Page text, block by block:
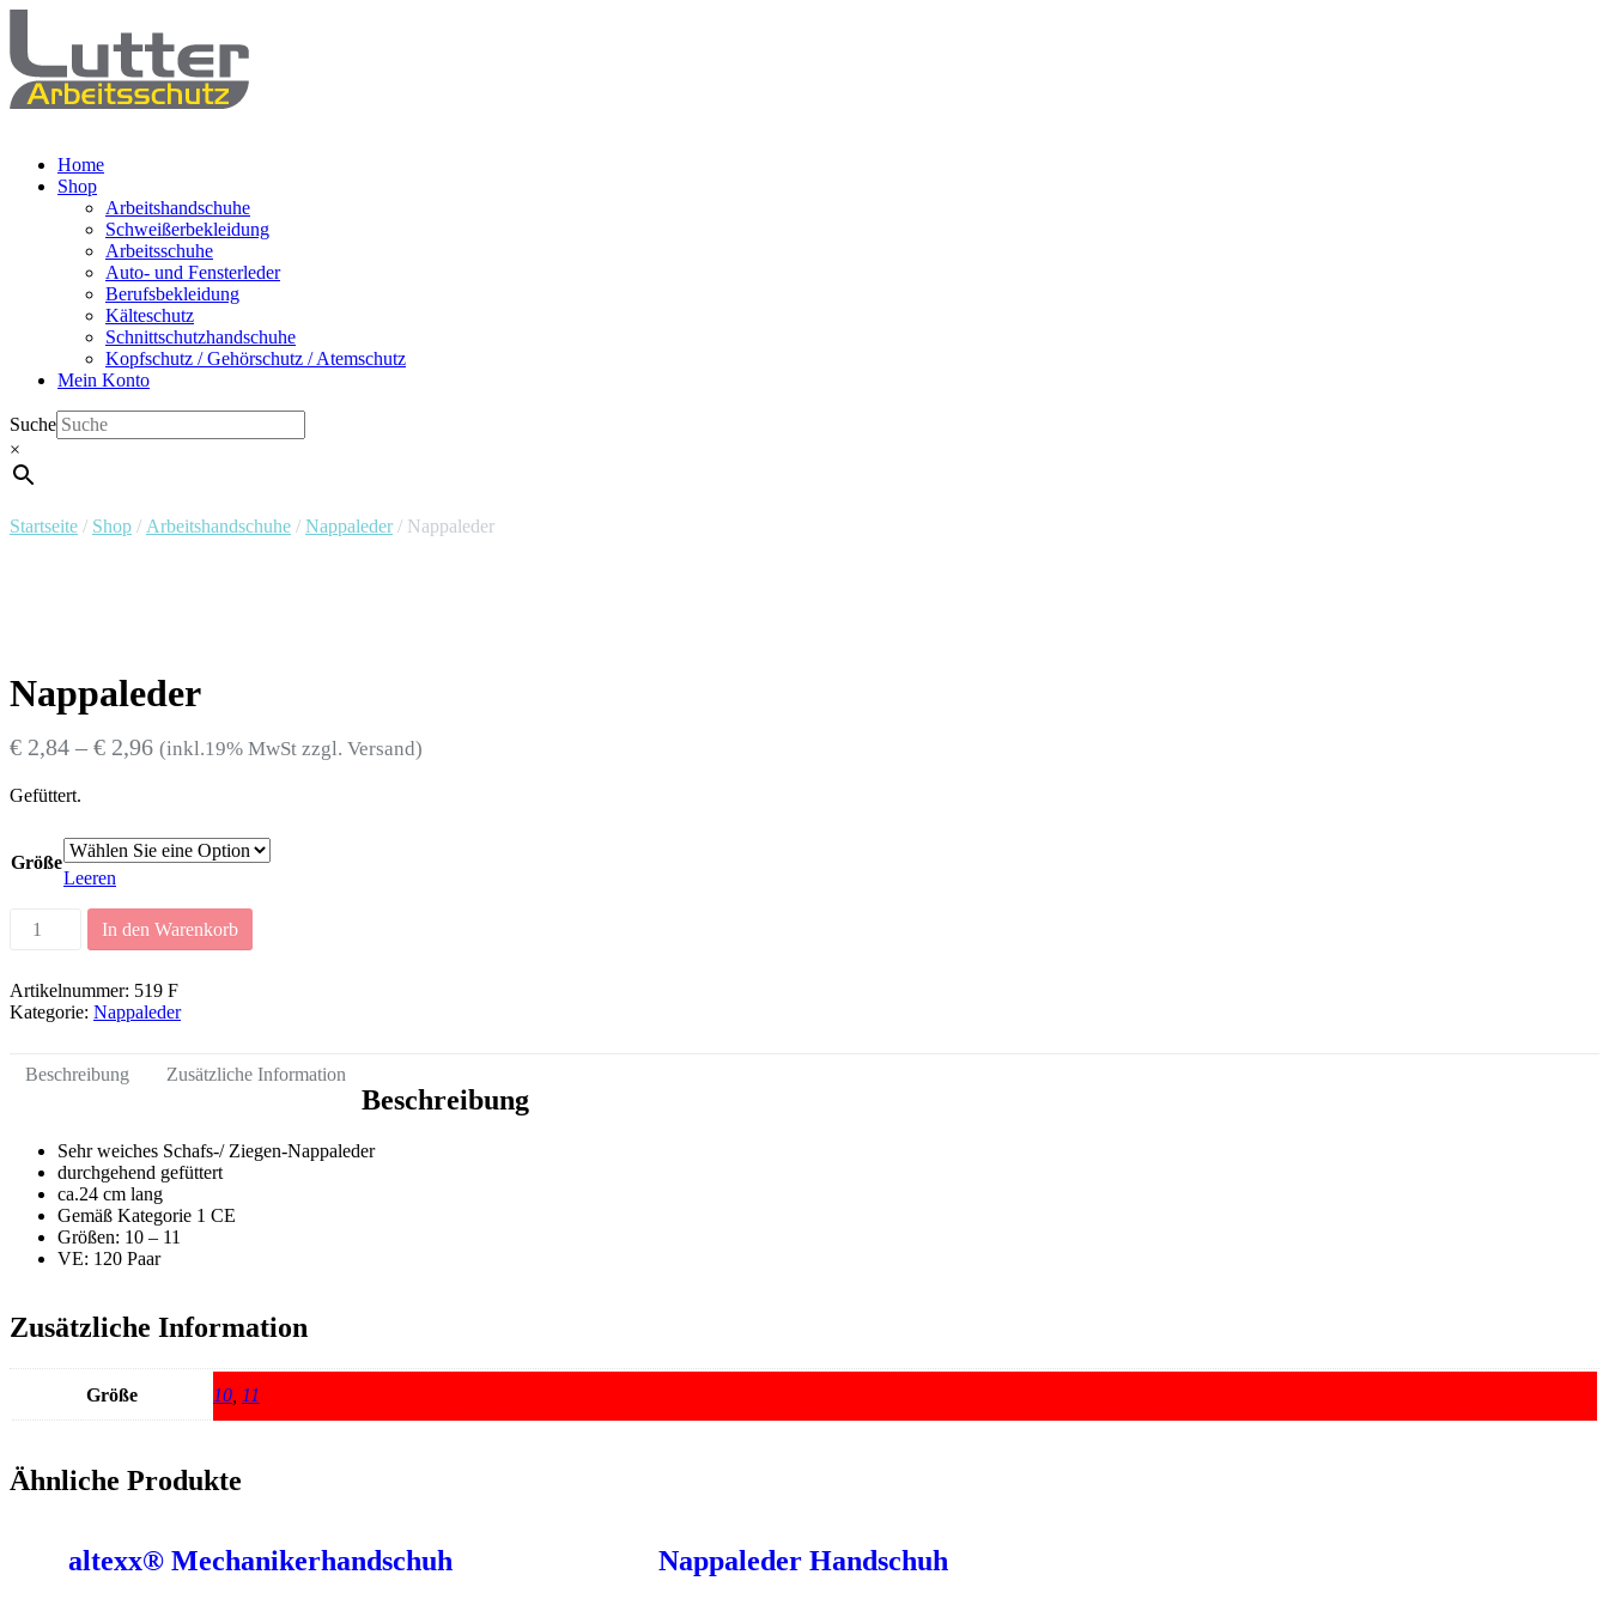
Home
Shop
Arbeitshandschuhe
Schweißerbekleidung
Arbeitsschuhe
Auto- und Fensterleder
Berufsbekleidung
Kälteschutz
Schnittschutzhandschuhe
Kopfschutz / Gehörschutz / Atemschutz
Mein Konto
Suche
×
Startseite / Shop / Arbeitshandschuhe / Nappaleder/ Nappaleder
Nappaleder
€ 2,84 – € 2,96 (inkl.19% MwSt zzgl. Versand)
Gefüttert.
Größe
Leeren
Nappaleder
Menge
In den Warenkorb
Artikelnummer: 519 F
Kategorie: Nappaleder
Beschreibung Zusätzliche Information
Beschreibung
Sehr weiches Schafs-/ Ziegen-Nappaleder
durchgehend gefüttert
ca.24 cm lang
Gemäß Kategorie 1 CE
Größen: 10 – 11
VE: 120 Paar
Zusätzliche Information
Größe 10 11
Ähnliche Produkte
altexx® Mechanikerhandschuh Nappaleder Handschuh